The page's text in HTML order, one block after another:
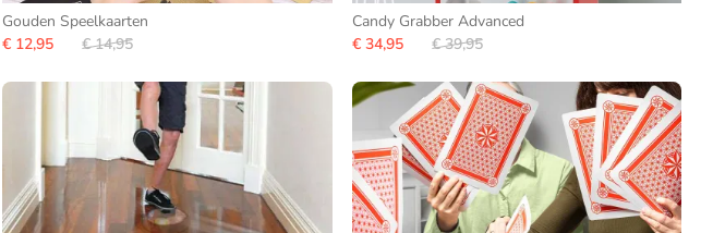
Gouden Speelkaarten
€ 12,95
€ 14,95
Candy Grabber Advanced
€ 34,95
€ 39,95